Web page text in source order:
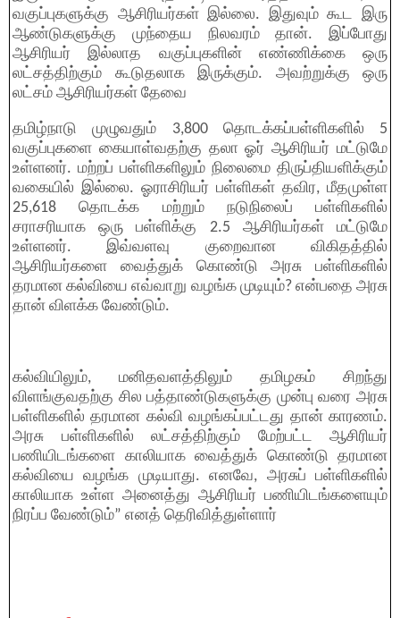
வகுப்புகளுக்கு ஆசிரியர்கள் இல்லை. இதுவும் கூட இரு
ஆண்டுகளுக்கு முந்தைய நிலவரம் தான். இப்போது
ஆசிரியர் இல்லாத வகுப்புகளின் எண்ணிக்கை ஒரு
லட்சத்திற்கும் கூடுதலாக இருக்கும். அவற்றுக்கு ஒரு
லட்சம் ஆசிரியர்கள் தேவை
தமிழ்நாடு முழுவதும் 3,800 தொடக்கப்பள்ளிகளில் 5
வகுப்புகளை கையாள்வதற்கு தலா ஓர் ஆசிரியர் மட்டுமே
உள்ளனர். மற்றப் பள்ளிகளிலும் நிலைமை திருப்தியளிக்கும்
வகையில் இல்லை. ஓராசிரியர் பள்ளிகள் தவிர, மீதமுள்ள
25,618 தொடக்க மற்றும் நடுநிலைப் பள்ளிகளில்
சராசரியாக ஒரு பள்ளிக்கு 2.5 ஆசிரியர்கள் மட்டுமே
உள்ளனர். இவ்வளவு குறைவான விகிதத்தில்
ஆசிரியர்களை வைத்துக் கொண்டு அரசு பள்ளிகளில்
தரமான கல்வியை எவ்வாறு வழங்க முடியும்? என்பதை அரசு
தான் விளக்க வேண்டும்.
கல்வியிலும், மனிதவளத்திலும் தமிழகம் சிறந்து
விளங்குவதற்கு சில பத்தாண்டுகளுக்கு முன்பு வரை அரசு
பள்ளிகளில் தரமான கல்வி வழங்கப்பட்டது தான் காரணம்.
அரசு பள்ளிகளில் லட்சத்திற்கும் மேற்பட்ட ஆசிரியர்
பணியிடங்களை காலியாக வைத்துக் கொண்டு தரமான
கல்வியை வழங்க முடியாது. எனவே, அரசுப் பள்ளிகளில்
காலியாக உள்ள அனைத்து ஆசிரியர் பணியிடங்களையும்
நிரப்ப வேண்டும்” எனத் தெரிவித்துள்ளார்